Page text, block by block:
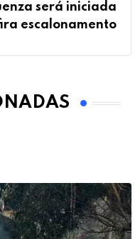
será iniciada
escalonamento